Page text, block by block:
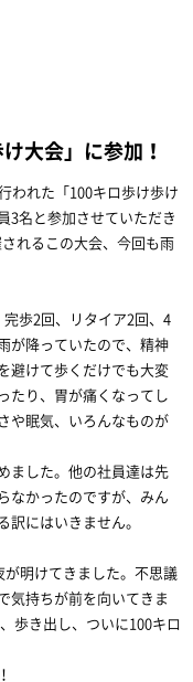
大会」に参加！
われた「100キロ歩け歩け
3名と参加させていただき
れるこの大会、今回も雨
歩2回、リタイア2回、4
が降っていたので、精神
避けて歩くだけでも大変
たり、胃が痛くなってし
や眠気、いろんなものが
ました。他の社員達は先
なかったのですが、みん
訳にはいきません。
明けてきました。不思議
気持ちが前を向いてきま
歩き出し、ついに100キロ